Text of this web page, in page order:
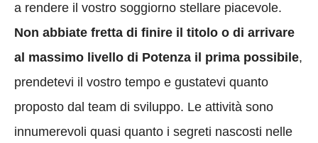
a rendere il vostro soggiorno stellare piacevole.
Non abbiate fretta di finire il titolo o di arrivare
al massimo livello di Potenza il prima possibile,
prendetevi il vostro tempo e gustatevi quanto
proposto dal team di sviluppo. Le attività sono
innumerevoli quasi quanto i segreti nascosti nelle